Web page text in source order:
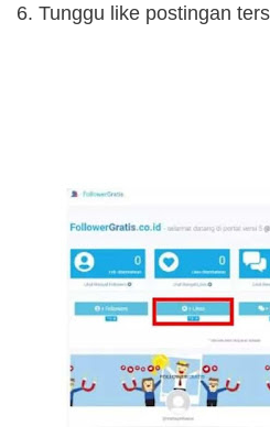
6. Tunggu like postingan